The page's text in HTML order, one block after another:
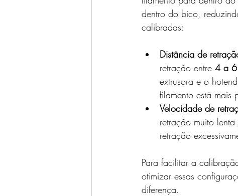
dentro do bico,
calibradas:
Distância de
retração entre 4 a 6
extrusora e o
filamento está
Velocidade de
retração muito
retração
Para facilitar a
otimizar essas
diferença.